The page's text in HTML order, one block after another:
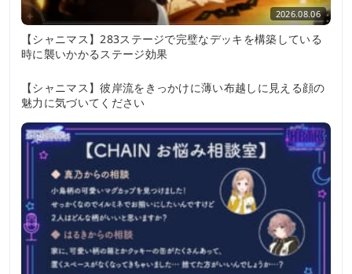
2026.08.06
【シャニマス】283ステージで完璧なデッキを構築している
時に襲いかかるステージ効果
【シャニマス】彼岸流をきっかけに薄い布越しに見える顔の
魅力に気づいてください